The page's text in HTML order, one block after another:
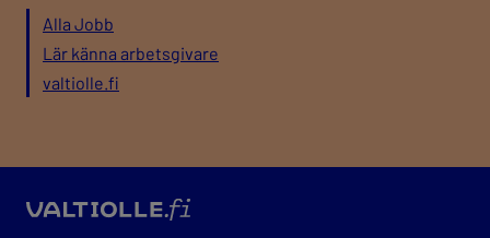
Alla Jobb
Lär känna arbetsgivare
valtiolle.fi
valtio